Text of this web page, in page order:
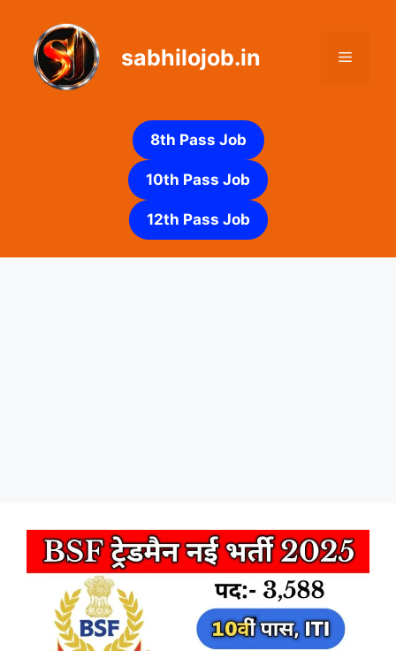
content
sabhilojob.in Menu
8th Pass Job
10th Pass Job
12th Pass Job